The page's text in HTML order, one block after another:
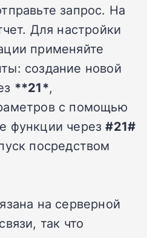
запрос. На
Для настройки
применяйте
создание новой
**21*,
с помощью
функции через#21#
посредством
на серверной
так что